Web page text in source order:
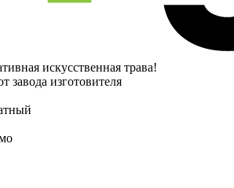
искусственная трава!
завода изготовителя